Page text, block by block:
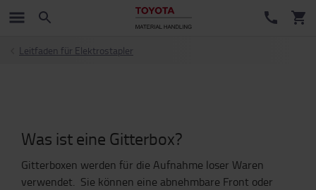
Leitfaden für Elektrostapler
Was ist eine Gitterbox?
Gitterboxen werden für die Aufnahme loser Waren
verwendet. Sie können eine abnehmbare Front oder